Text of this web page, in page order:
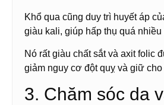
Khổ qua cũng duy trì huyết áp
giàu kali, giúp hấp thụ quá
Nó rất giàu chất sắt và axit folic
giảm nguy cơ đột quỵ và giữ cho
3. Chăm sóc da